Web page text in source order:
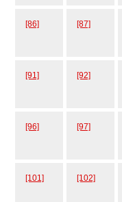
[86] [87]
[91] [92]
[96] [97]
[101] [102]